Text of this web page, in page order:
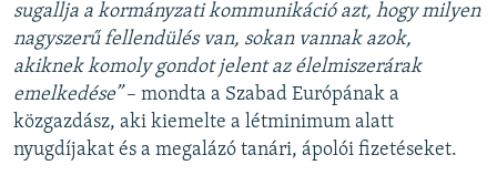
sugallja a kormányzati kommunikáció azt, hogy milyen
nagyszerű fellendülés van, sokan vannak azok,
akiknek komoly gondot jelent az élelmiszerárak
emelkedése”– mondta a Szabad Európának a
közgazdász, aki kiemelte a létminimum alatt
nyugdíjakat és a megalázó tanári, ápolói fizetéseket.